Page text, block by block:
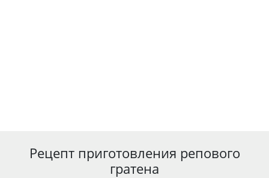
Рецепт приготовления репового
гратена